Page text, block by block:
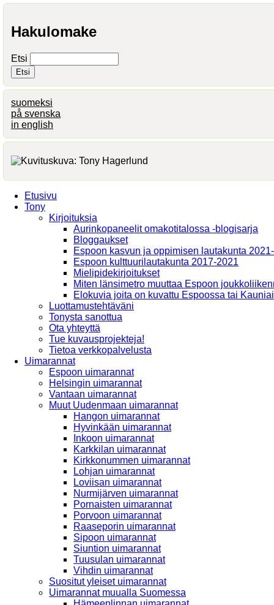
Hakulomake
Etsi
suomeksi
på svenska
in english
Etusivu
Tony
Kirjoituksia
Aurinkopaneelit omakotitalossa -blogisarja
Bloggaukset
Espoon kasvun ja oppimisen lautakunta
Espoon kulttuurilautakunta 2017-2021
Mielipidekirjoitukset
Miten länsimetro muuttaa Espoon
Elokuvia joita on kuvattu Espoossa tai
Luottamustehtäväni
Tonysta sanottua
Ota yhteyttä
Tue kuvausprojekteja!
Tietoa verkkopalvelusta
Uimarannat
Espoon uimarannat
Helsingin uimarannat
Vantaan uimarannat
Muut Uudenmaan uimarannat
Hangon uimarannat
Hyvinkään uimarannat
Inkoon uimarannat
Karkkilan uimarannat
Kirkkonummen uimarannat
Lohjan uimarannat
Loviisan uimarannat
Nurmijärven uimarannat
Pornaisten uimarannat
Porvoon uimarannat
Raaseporin uimarannat
Sipoon uimarannat
Siuntion uimarannat
Tuusulan uimarannat
Vihdin uimarannat
Suositut yleiset uimarannat
Uimarannat muualla Suomessa